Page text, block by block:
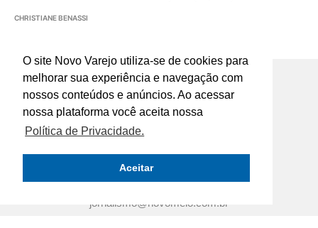
O site Novo Varejo utiliza-se de cookies para
melhorar sua experiência e navegação com
nossos conteúdos e anúncios. Ao acessar
nossa plataforma você aceita nossa
Política de Privacidade.
Aceitar
CHRISTIANE BENASSI
Rua José Furtado de Mendonça, nº 107 -
comercial@novomeio.com.br
jornalismo@novomeio.com.br